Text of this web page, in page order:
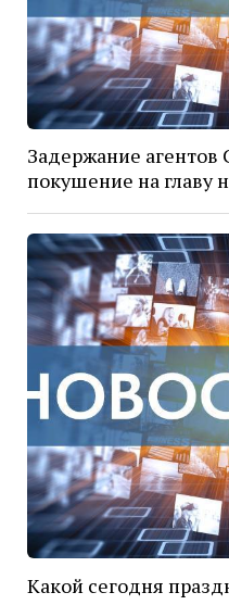
Задержание
покушение на главу
Какой сегодня